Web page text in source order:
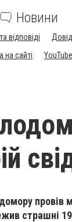
Новини
відповіді
на сайті
провів
страшні